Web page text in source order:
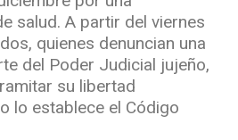
salud. A partir del viernes
quienes denuncian una
del Poder Judicial jujeño,
su libertad
lo establece el Código